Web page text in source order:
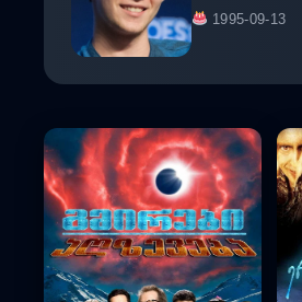
1995-09-13